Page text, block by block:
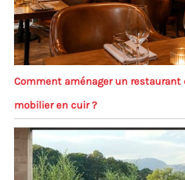
Comment aménager un restaurant
mobilier en cuir ?